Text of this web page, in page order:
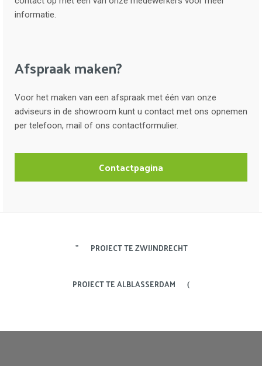
informatie.
Afspraak maken?
Voor het maken van een afspraak met één van onze
adviseurs in de showroom kunt u contact met ons opnemen
per telefoon, mail of ons contactformulier.
Contactpagina
PROJECT TE ZWIJNDRECHT
PROJECT TE ALBLASSERDAM